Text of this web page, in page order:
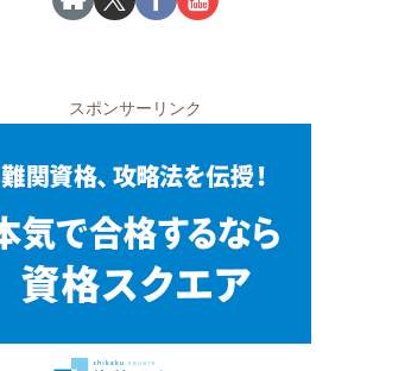
スポンサーリンク